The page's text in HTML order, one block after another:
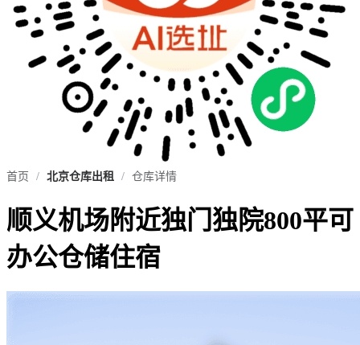
首页 / 北京仓库出租 / 仓库详情
顺义机场附近独门独院800平可
办公仓储住宿